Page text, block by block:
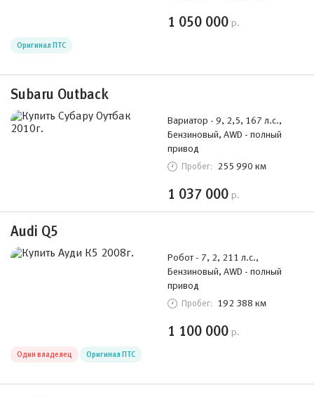
1 050 000 р.
Оригинал ПТС
Subaru Outback
Вариатор - 9, 2,5, 167 л.с.,
Бензиновый, AWD - полный
привод
Пробег: 255 990 км
1 037 000 р.
Audi Q5
Робот - 7, 2, 211 л.с.,
Бензиновый, AWD - полный
привод
Пробег: 192 388 км
1 100 000 р.
Один владелец Оригинал ПТС